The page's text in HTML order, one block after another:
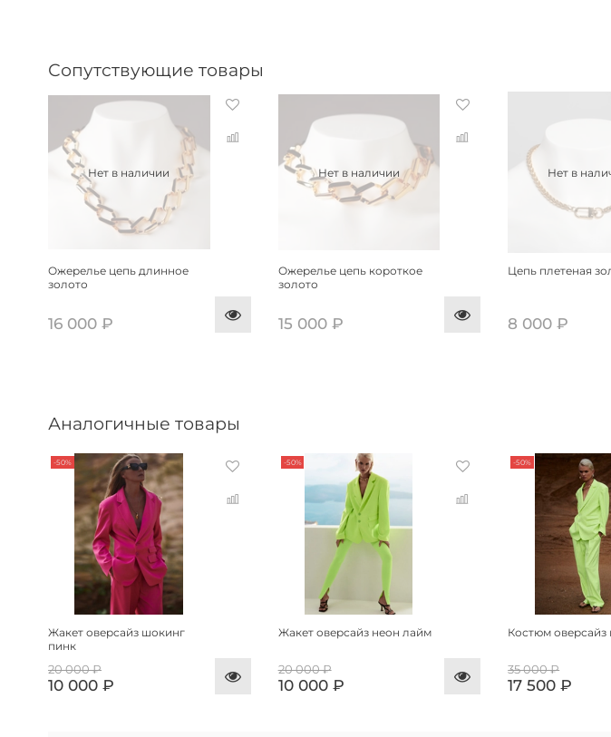
Сопутствующие товары
Нет в наличии
Ожерелье цепь длинное
золото
16 000 ₽
Нет в наличии
Ожерелье цепь короткое
золото
15 000 ₽
Нет в
Цепь плетеная
8 000 ₽
Аналогичные товары
-50%
Жакет оверсайз шокинг
пинк
20 000 ₽
10 000 ₽
-50%
Жакет оверсайз неон лайм
20 000 ₽
10 000 ₽
-50%
Костюм оверсайз
35 000 ₽
17 500 ₽